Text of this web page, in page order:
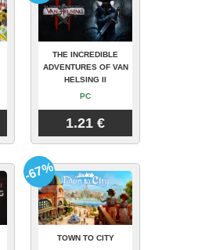
THE INCREDIBLE
ADVENTURES OF VAN
HELSING II
PC
1.21 €
TOWN TO CITY
-67%